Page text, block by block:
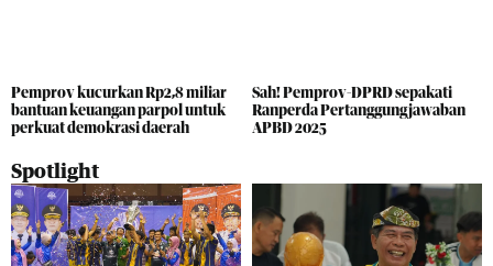
Pemprov kucurkan Rp2,8 miliar
bantuan keuangan parpol untuk
perkuat demokrasi daerah
Sah! Pemprov-DPRD sepakati
Ranperda Pertanggungjawaban
APBD 2025
Spotlight